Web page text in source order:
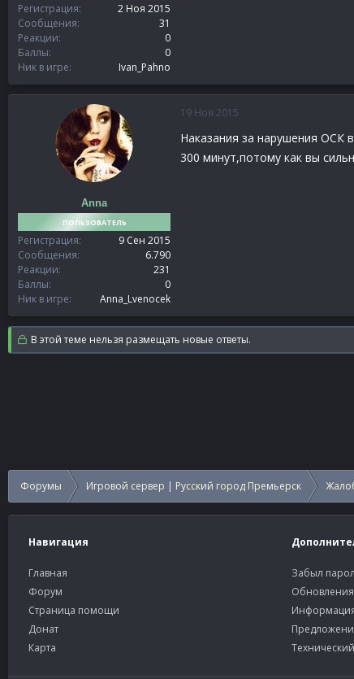
Регистрация
2 Ноя 2015
Сообщения
31
Реакции
0
Баллы
0
Ник в игре
Ivan_Pahno
Anna
ПОЛЬЗОВАТЕЛЬ
Регистрация
9 Сен 2015
Сообщения
6.790
Реакции
231
Баллы
0
Ник в игре
Anna_Lvenocek
19 Ноя 2015
Наказания за нарушения ОСК
300 минут,потому как вы
В этой теме нельзя размещать новые ответы.
Форумы Игровой сервер | Русский город Премьерск
Навигация
Главная
Форум
Страница помощи
Донат
Карта
Забыл
Обновления